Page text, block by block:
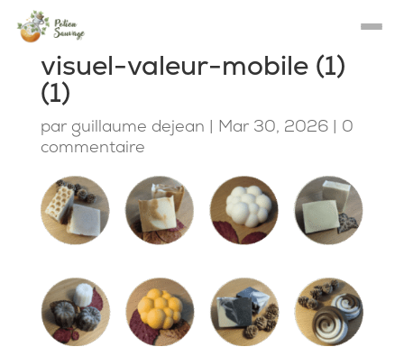
visuel-valeur-mobile (1)
(1)
par guillaume dejean | Mar 30, 2026| 0
commentaire